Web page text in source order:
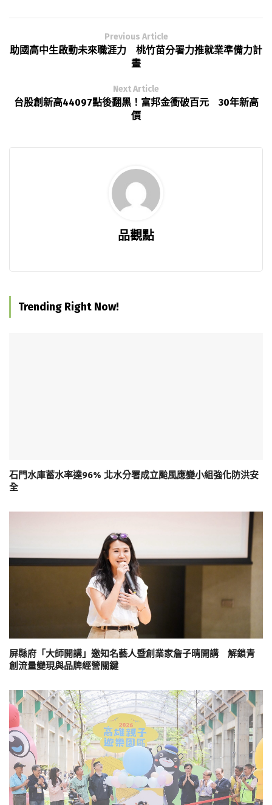
Previous Article
助國高中生啟動未來職涯力 桃竹苗分署力推就業準備力計
畫
Next Article
台股創新高44097點後翻黑！富邦金衝破百元 30年新高
價
品觀點
Trending Right Now!
石門水庫蓄水率達96% 北水分署成立颱風應變小組強化防洪安
全
屏縣府「大師開講」邀知名藝人暨創業家詹子晴開講 解鎖青
創流量變現與品牌經營關鍵